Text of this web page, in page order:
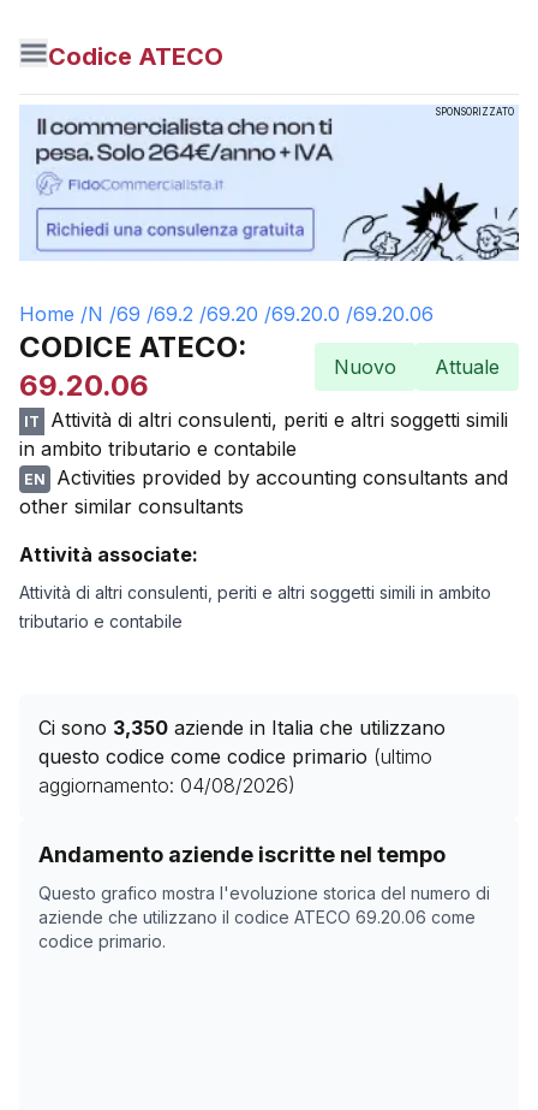
Codice ATECO
SPONSORIZZATO
Home /N /69 /69.2 /69.20 /69.20.0 /69.20.06
CODICE ATECO:
69.20.06
Nuovo Attuale
IT
Attività di altri consulenti, periti e altri soggetti simili
in ambito tributario e contabile
EN
Activities provided by accounting consultants and
other similar consultants
Attività associate:
Attività di altri consulenti, periti e altri soggetti simili in ambito
tributario e contabile
Ci sono 3,350 aziende in Italia che utilizzano
questo codice come codice primario (ultimo
aggiornamento: 04/08/2026)
Andamento aziende iscritte nel tempo
Questo grafico mostra l'evoluzione storica del numero di
aziende che utilizzano il codice ATECO 69.20.06 come
codice primario.
Storico numero di aziende con codice ATECO
Data rilevazione
08/04/2025
0
24/05/2025